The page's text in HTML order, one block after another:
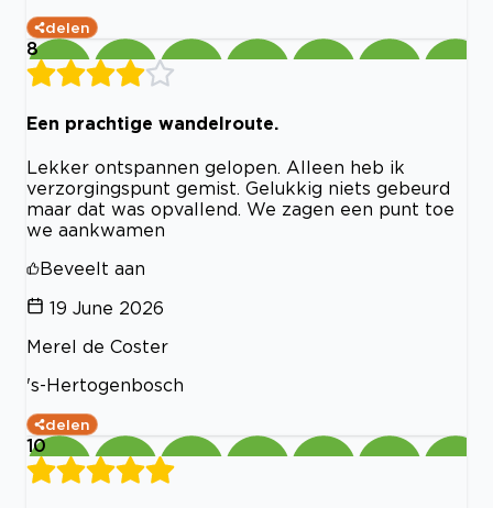
delen
8
Een prachtige wandelroute.
Lekker ontspannen gelopen. Alleen heb ik
verzorgingspunt gemist. Gelukkig niets gebeurd
maar dat was opvallend. We zagen een punt toe
we aankwamen
Beveelt aan
19 June 2026
Merel de Coster
's-Hertogenbosch
delen
10